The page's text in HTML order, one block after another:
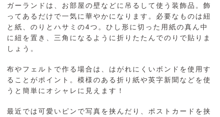
ガーランドは、お部屋の壁などに吊るして使う装飾品。飾
ってあるだけで一気に華やかになります。必要なものは紐
と紙、のりとハサミの4つ。ひし形に切った用紙の真ん中
に紐を置き、三角になるように折りたたんでのりで貼りま
しょう。
布やフェルトで作る場合は、はがれにくいボンドを使用す
ることがポイント。模様のある折り紙や英字新聞などを使
うと簡単にオシャレに見えます！
最近では可愛いピンで写真を挟んだり、ポストカードを挟